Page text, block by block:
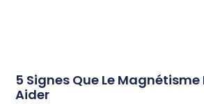
5 Signes Que Le Magnétisme
Aider